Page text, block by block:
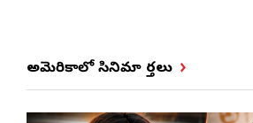
అమెరికాలో సినిమా వార్తలు